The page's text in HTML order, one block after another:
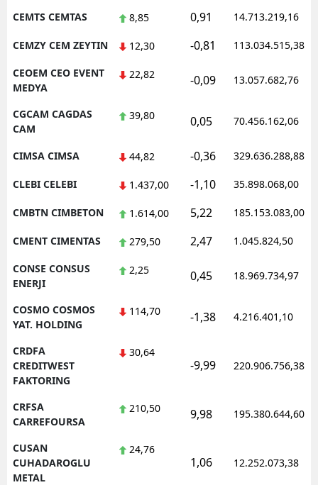
CEMTS CEMTAS 8,85 0,91 14.713.219,16
CEMZY CEM ZEYTIN 12,30 -0,81 113.034.515,38
CEOEM CEO EVENT
MEDYA
22,82 -0,09 13.057.682,76
CGCAM CAGDAS
CAM
39,80 0,05 70.456.162,06
CIMSA CIMSA 44,82 -0,36 329.636.288,88
CLEBI CELEBI 1.437,00 -1,10 35.898.068,00
CMBTN CIMBETON 1.614,00 5,22 185.153.083,00
CMENT CIMENTAS 279,50 2,47 1.045.824,50
CONSE CONSUS
ENERJI
2,25 0,45 18.969.734,97
COSMO COSMOS
YAT. HOLDING
114,70 -1,38 4.216.401,10
CRDFA
CREDITWEST
FAKTORING
30,64
-9,99 220.906.756,38
CRFSA
CARREFOURSA
210,50 9,98 195.380.644,60
CUSAN
CUHADAROGLU
METAL
24,76
1,06 12.252.073,38